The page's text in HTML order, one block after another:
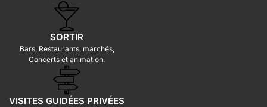
SORTIR
Bars, Restaurants, marchés,
Concerts et animation.
VISITES GUIDÉES PRIVÉES